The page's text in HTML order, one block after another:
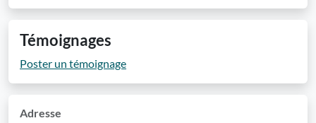
Témoignages
Poster un témoignage
Adresse